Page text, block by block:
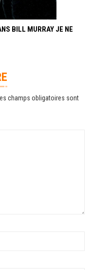
BILL MURRAY JE NE
champs obligatoires sont